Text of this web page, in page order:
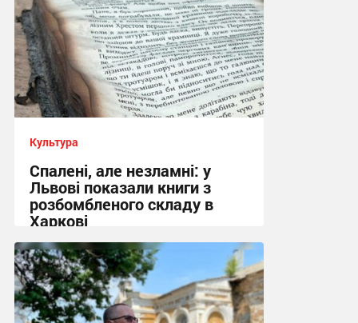
Культура
Спалені, але незламні: у
Львові показали книги з
розбомбленого складу в
Харкові
22:33, 7.08.2026